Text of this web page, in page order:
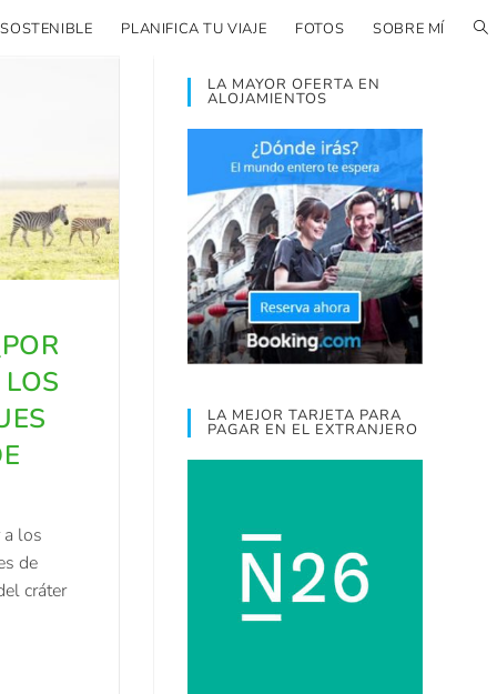
PLANIFICA TU VIAJE FOTOS SOBRE MÍ
a los
de
cráter
LA MAYOR OFERTA EN
ALOJAMIENTOS
LA MEJOR TARJETA PARA
PAGAR EN EL EXTRANJERO